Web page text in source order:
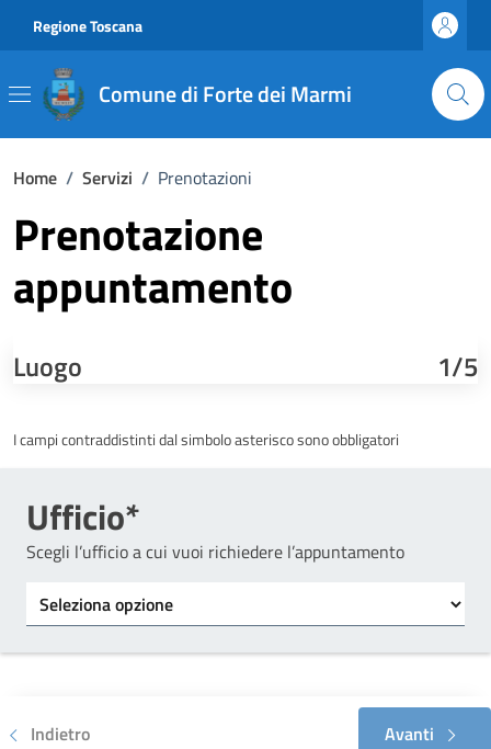
Regione Toscana
Comune di Forte dei Marmi
Home / Servizi / Prenotazioni
Prenotazione
appuntamento
Luogo 1/5
I campi contraddistinti dal simbolo asterisco sono obbligatori
Ufficio*
Scegli l’ufficio a cui vuoi richiedere l’appuntamento
Tipo di ufficio
Indietro Avanti